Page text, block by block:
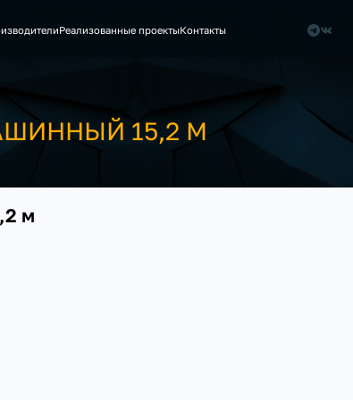
Реализованные проектыКонтакты
15,2 М
м